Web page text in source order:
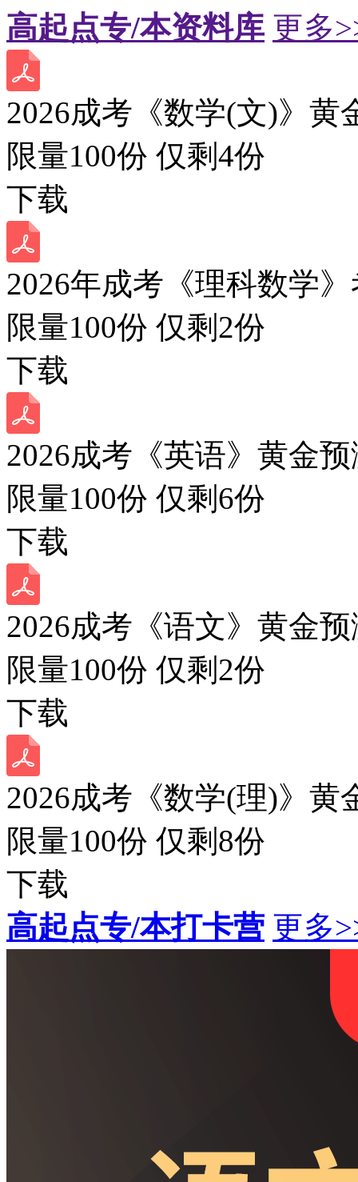
高起点专/本资料库 更多
2026成考《数学(文)》黄
限量100份 仅剩4份
下载
2026年成考《理科数学
限量100份 仅剩 2份
下载
2026成考《英语》黄金
限量100份 仅剩 6份
下载
2026成考《语文》黄金
限量100份 仅剩 2份
下载
2026成考《数学(理)》黄
限量100份 仅剩 8份
下载
高起点专/本打卡营 更多